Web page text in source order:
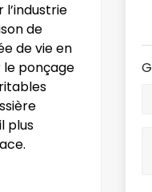
de
de vie en
le ponçage
plus